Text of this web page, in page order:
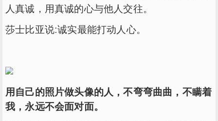
人真诚，用真诚的心与他人交往。
莎士比亚说:诚实最能打动人心。
用自己的照片做头像的人，不弯弯曲曲，不瞒着
我，永远不会面对面。